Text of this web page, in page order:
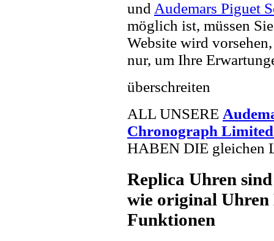
und Audemars Piguet
möglich ist, müssen
Website wird
nur, um Ihre
überschreiten
ALL UNSERE
Chronograph
HABEN DIE gleichen
Replica Uhren
wie original Uhren
Funktionen